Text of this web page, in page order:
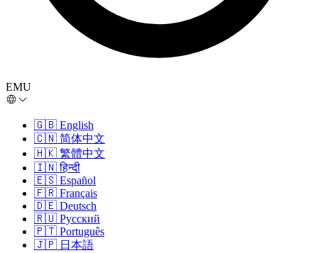
EMU
🇬🇧 English
🇨🇳 简体中文
🇭🇰 繁體中文
🇮🇳 हिन्दी
🇪🇸 Español
🇫🇷 Français
🇩🇪 Deutsch
🇷🇺 Русский
🇵🇹 Português
🇯🇵 日本語